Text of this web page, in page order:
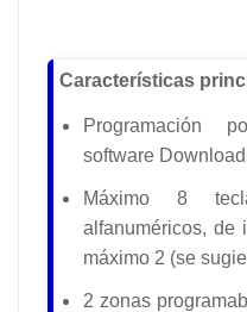
Características
Programación
software
Máximo 8
alfanuméricos, de
máximo 2 (se
2 zonas